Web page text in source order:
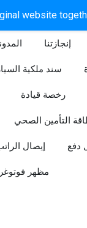
website
إنجازتنا
سند ملكية
رخصة قيادة
التأمين الصحي
إيصال دفع
مظهر